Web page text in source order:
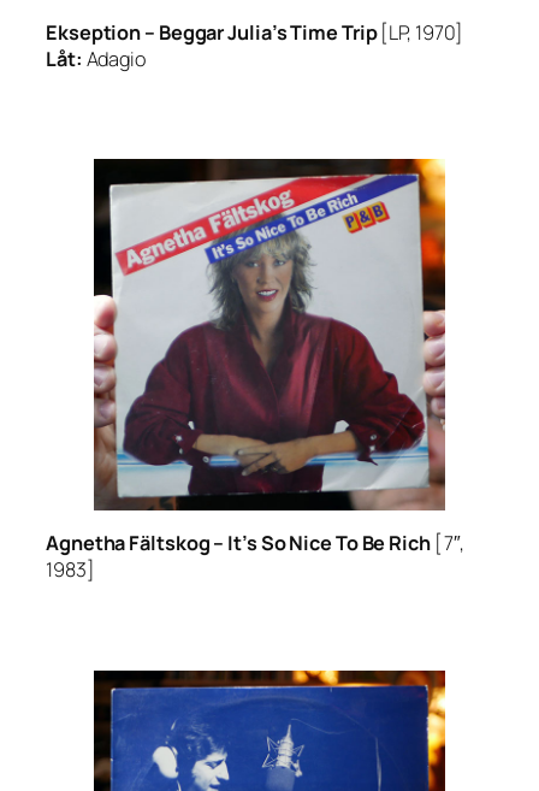
Ekseption – Beggar Julia’s Time Trip[LP, 1970]
Låt: Adagio
Agnetha Fältskog – It’s So Nice To Be Rich[7″,
1983]